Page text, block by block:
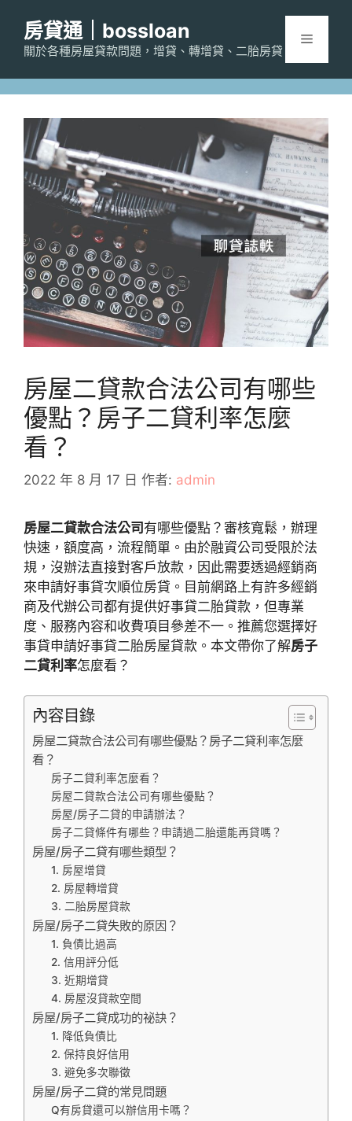
房貸通｜bossloan
關於各種房屋貸款問題，增貸、轉增貸、二胎房貸
選
房屋二貸款合法公司有哪些
優點？房子二貸利率怎麼
看？
2022 年 8 月 17 日 作者: admin
房屋二貸款合法公司 有哪些優點？審核寬鬆，辦理
快速，額度高，流程簡單。由於融資公司受限於法
規，沒辦法直接對客戶放款，因此需要透過經銷商
來申請好事貸次順位房貸。目前網路上有許多經銷
商及代辦公司都有提供好事貸二胎貸款，但專業
度、服務內容和收費項目參差不一。推薦您選擇好
事貸申請好事貸二胎房屋貸款。本文帶你了解房子
二貸利率怎麼看？
內容目錄
房屋二貸款合法公司有哪些優點？房子二貸利率怎麼
看？
房子二貸利率怎麼看？
房屋二貸款合法公司有哪些優點？
房屋/房子二貸的申請辦法？
房子二貸條件有哪些？申請過二胎還能再貸嗎？
房屋/房子二貸有哪些類型？
1. 房屋增貸
2. 房屋轉增貸
3. 二胎房屋貸款
房屋/房子二貸失敗的原因？
1. 負債比過高
2. 信用評分低
3. 近期增貸
4. 房屋沒貸款空間
房屋/房子二貸成功的祕訣？
1. 降低負債比
2. 保持良好信用
3. 避免多次聯徵
房屋/房子二貸的常見問題
Q有房貸還可以辦信用卡嗎？